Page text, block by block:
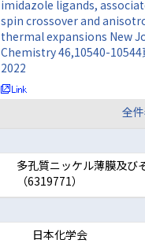
imidazole ligands,
spin crossover and
thermal expansions New
Chemistry 46,10540-10544
2022
全
多孔質ニッケル薄膜及び
（6319771）
日本化学会